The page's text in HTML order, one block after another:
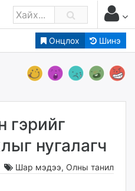
Онцлох Шинэ
гэрийг
нугалагч
Шар мэдээ, Олны танил